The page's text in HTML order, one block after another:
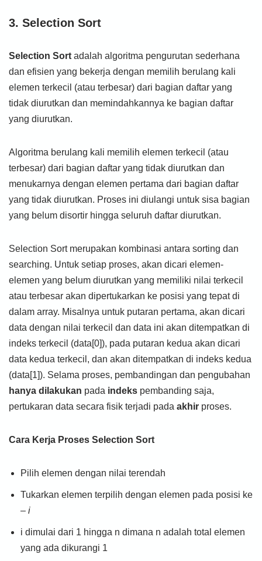
3. Selection Sort
Selection Sort adalah algoritma pengurutan sederhana
dan efisien yang bekerja dengan memilih berulang kali
elemen terkecil (atau terbesar) dari bagian daftar yang
tidak diurutkan dan memindahkannya ke bagian daftar
yang diurutkan.
Algoritma berulang kali memilih elemen terkecil (atau
terbesar) dari bagian daftar yang tidak diurutkan dan
menukarnya dengan elemen pertama dari bagian daftar
yang tidak diurutkan. Proses ini diulangi untuk sisa bagian
yang belum disortir hingga seluruh daftar diurutkan.
Selection Sort merupakan kombinasi antara sorting dan
searching. Untuk setiap proses, akan dicari elemen-
elemen yang belum diurutkan yang memiliki nilai terkecil
atau terbesar akan dipertukarkan ke posisi yang tepat di
dalam array. Misalnya untuk putaran pertama, akan dicari
data dengan nilai terkecil dan data ini akan ditempatkan di
indeks terkecil (data[0]), pada putaran kedua akan dicari
data kedua terkecil, dan akan ditempatkan di indeks kedua
(data[1]). Selama proses, pembandingan dan pengubahan
hanya dilakukan pada indeks pembanding saja,
pertukaran data secara fisik terjadi pada akhir proses.
Cara Kerja Proses Selection Sort
Pilih elemen dengan nilai terendah
Tukarkan elemen terpilih dengan elemen pada posisi ke
– i
i dimulai dari 1 hingga n dimana n adalah total elemen
yang ada dikurangi 1